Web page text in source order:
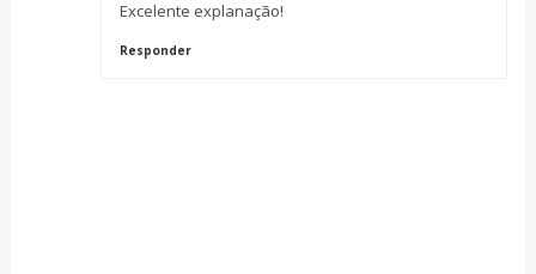
Excelente explanação!
Responder